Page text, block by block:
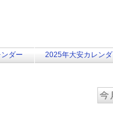
ダー 2025年大安カレン